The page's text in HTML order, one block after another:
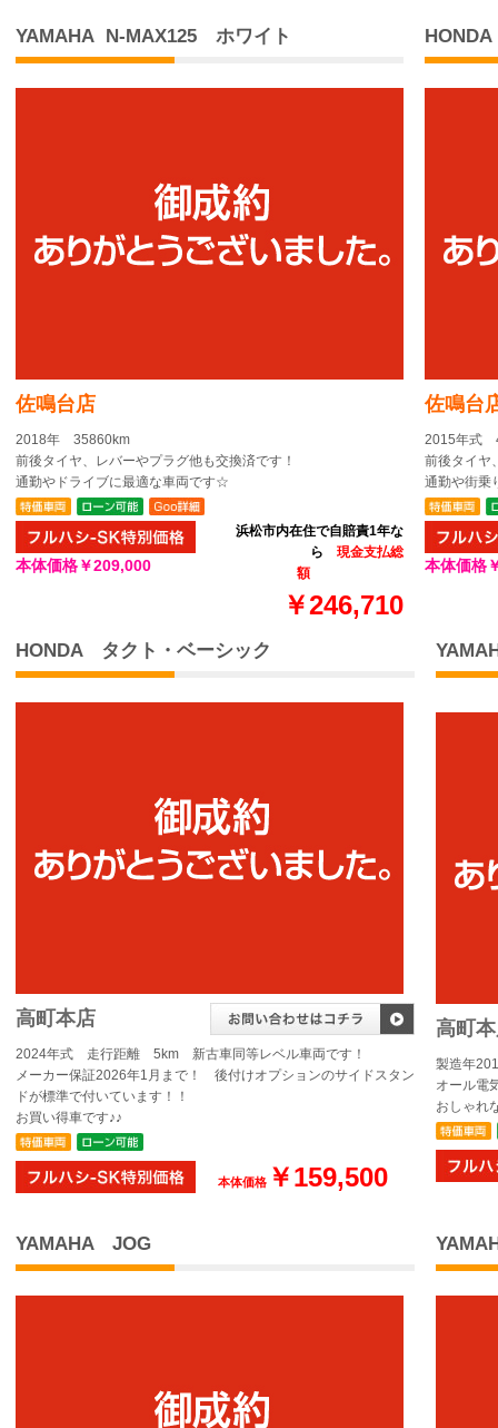
YAMAHA N-MAX125 ホワイト
佐鳴台店
2018年 35860km
前後タイヤ、レバーやプラグ他も交換済です！
通勤やドライブに最適な車両です☆
本体価格￥209,000
浜松市内在住で自賠責1年な
ら 現金支払総
額
￥246,710
佐鳴台
2015年式
前後タイヤ
通勤や街乗
本体価格
HONDA タクト・ベーシック
高町本店
2024年式 走行距離 5km 新古車同等レベル車両です！
メーカー保証2026年1月まで！ 後付けオプションのサイドスタン
ドが標準で付いています！！
お買い得車です♪♪
本体価格 ￥159,500
高町
製造年
オール電
おしゃれ
YAMAHA JOG